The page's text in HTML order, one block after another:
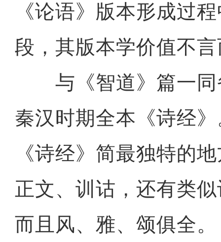
《论语》版本形成过
段，其版本学价值不言
与《智道》篇一同
秦汉时期全本《诗经
《诗经》简最独特的
正文、训诂，还有类
而且风、雅、颂俱全。